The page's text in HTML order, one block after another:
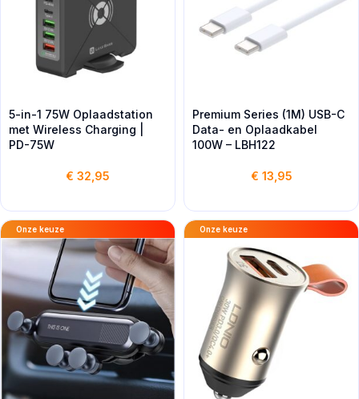
5-in-1 75W Oplaadstation
met Wireless Charging |
PD-75W
€ 32,95
Premium Series (1M) USB-C
Data- en Oplaadkabel
100W – LBH122
€ 13,95
Onze keuze Onze keuze